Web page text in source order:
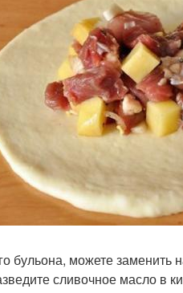
бульона, можете заменить
сливочное масло в